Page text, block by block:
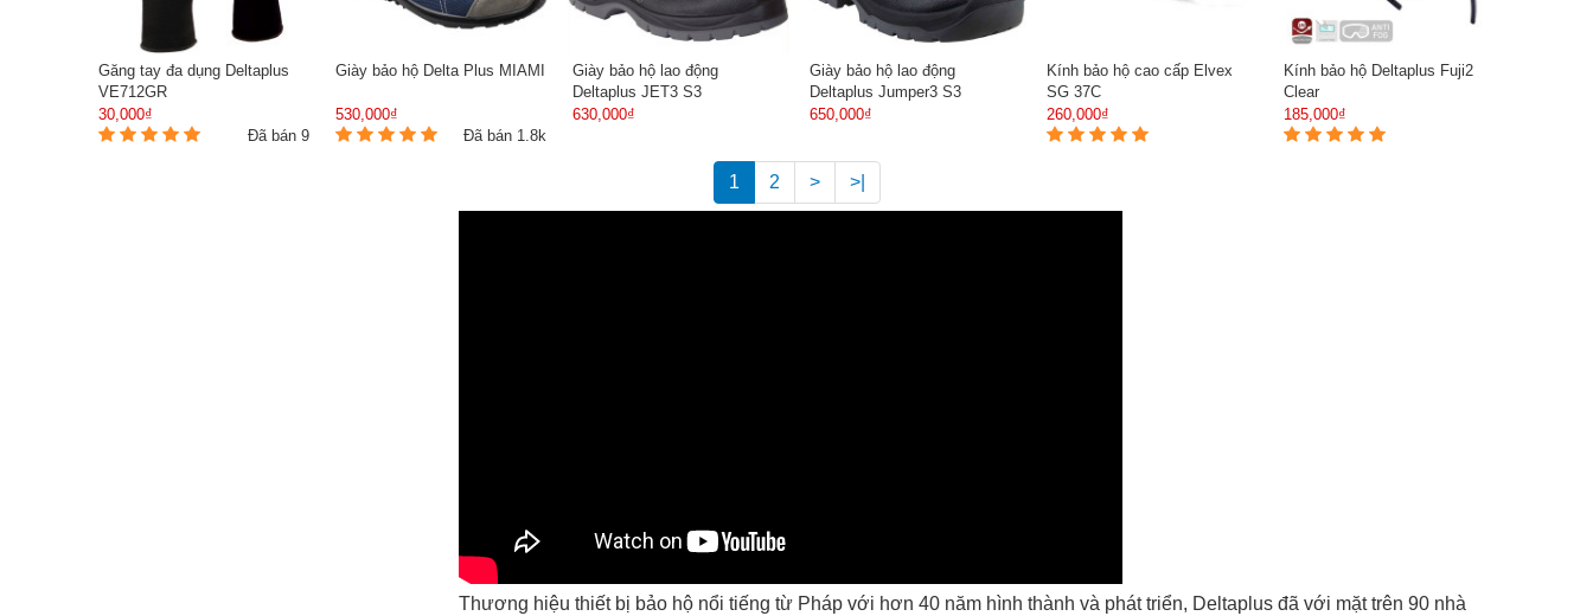
Găng tay đa dụng Deltaplus
VE712GR
30,000₫
Đã bán 9
Giày bảo hộ Delta Plus MIAMI
530,000₫
Đã bán 1.8k
Giày bảo hộ lao động
Deltaplus JET3 S3
630,000₫
Giày bảo hộ lao động
Deltaplus Jumper3 S3
650,000₫
Kính bảo hộ cao cấp Elvex
SG 37C
260,000₫
Kính bảo hộ Deltaplus Fuji2
Clear
185,000₫
1 2 > >|
Thương hiệu thiết bị bảo hộ nổi tiếng từ Pháp với hơn 40 năm hình thành và phát triển, Deltaplus đã với mặt trên 90 nhà